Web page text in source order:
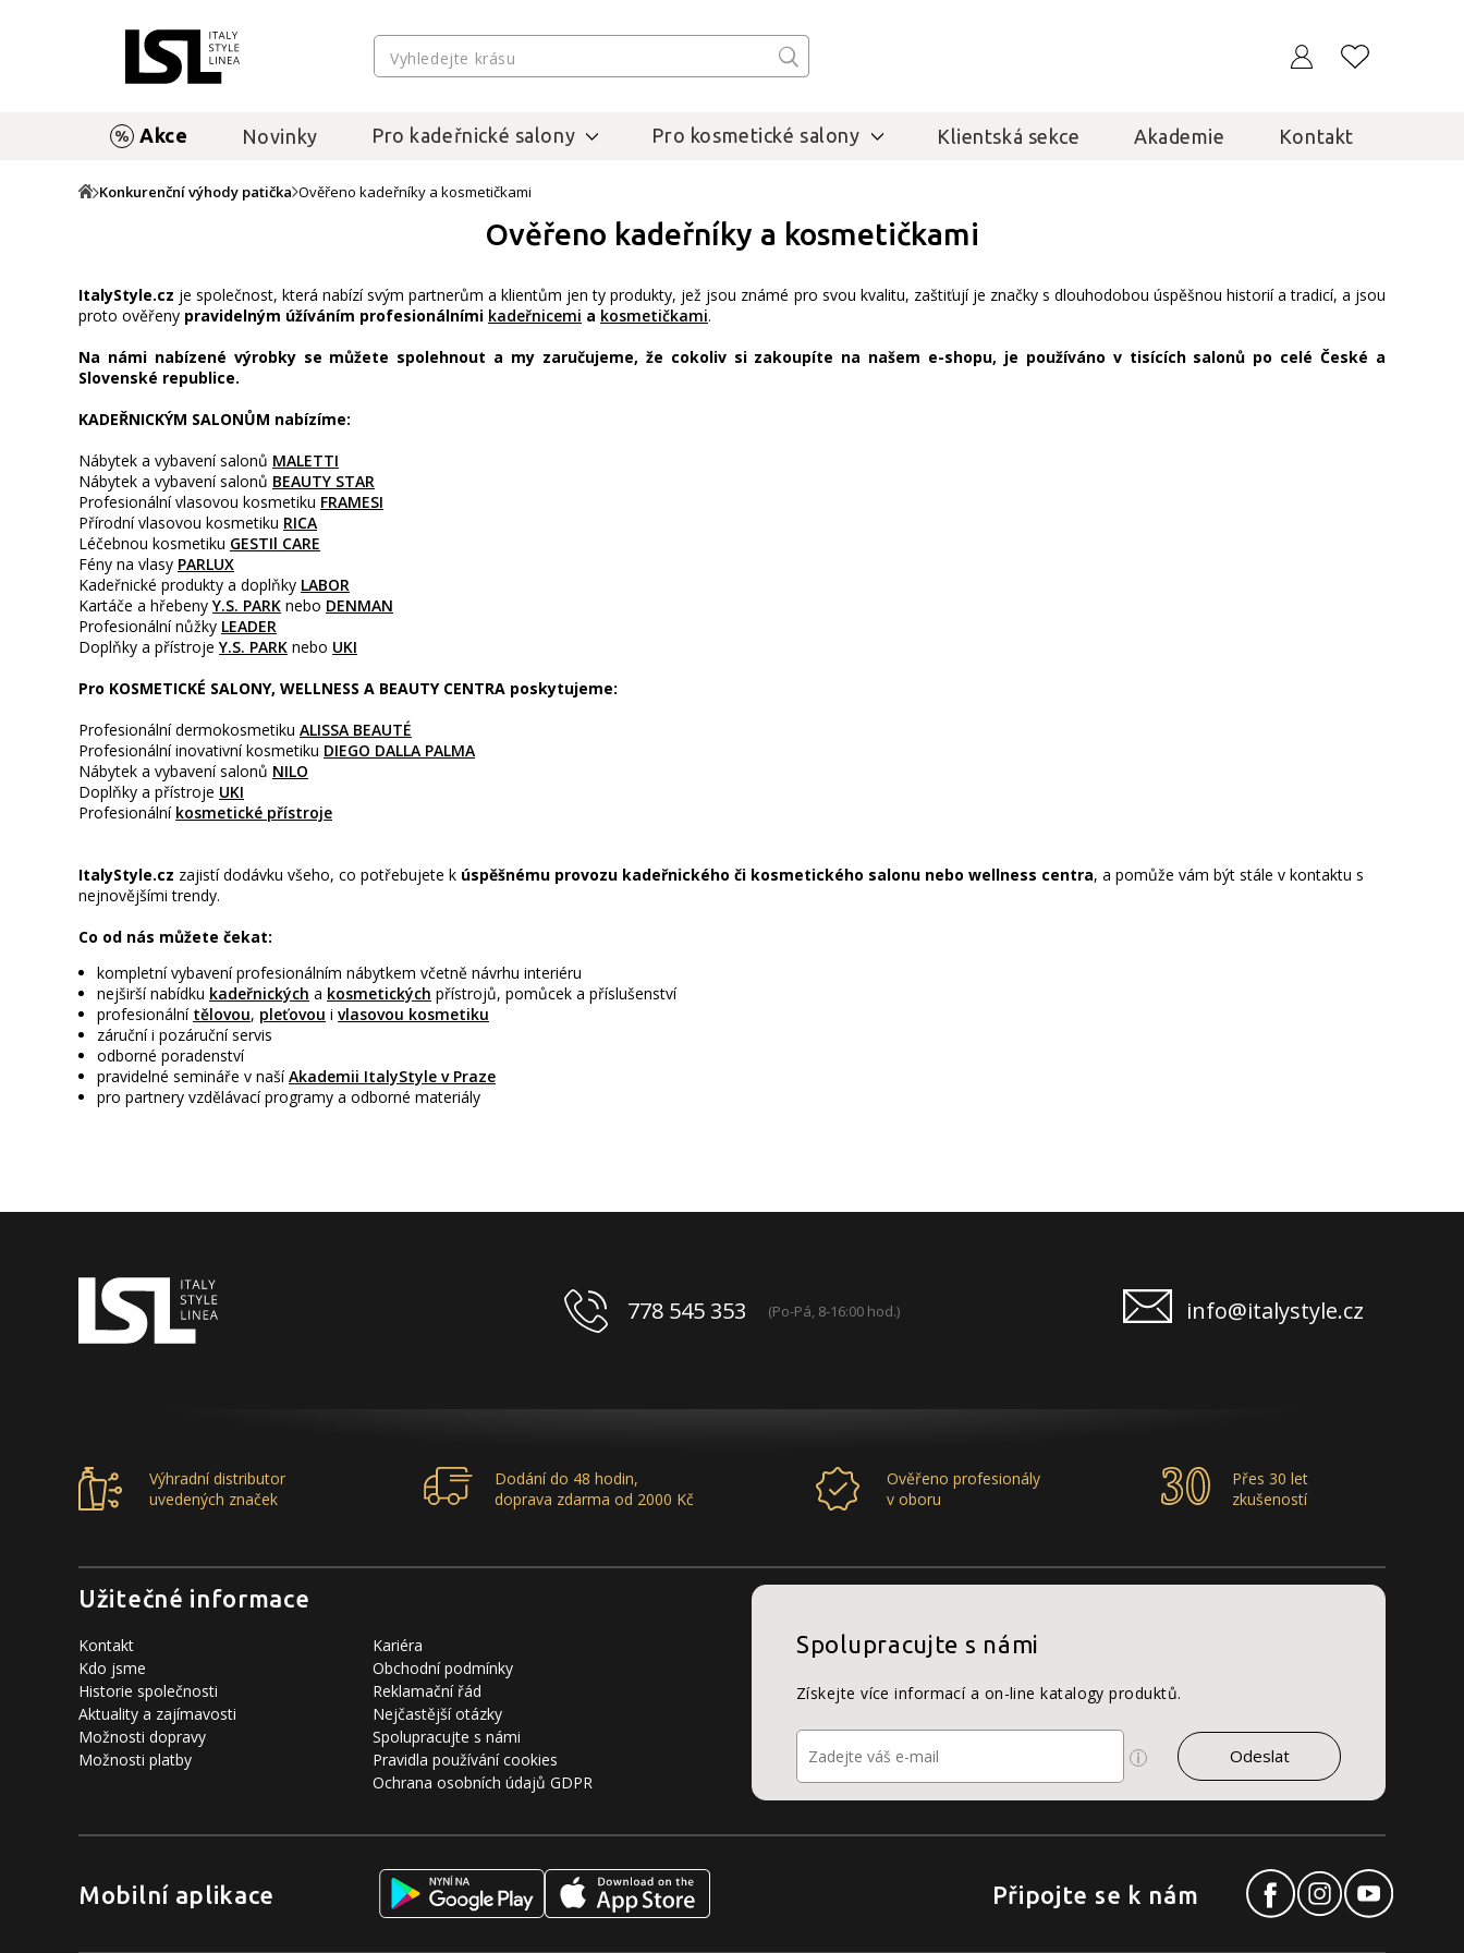
Akce Novinky Pro kadeřnické salony Pro kosmetické salony Klientská sekce Akademie Kontakt
Konkurenční výhody patička Ověřeno kadeřníky a kosmetičkami
Ověřeno kadeřníky a kosmetičkami
ItalyStyle.cz je společnost, která nabízí svým partnerům a klientům jen ty produkty, jež jsou známé pro svou kvalitu, zaštiťují je značky s dlouhodobou úspěšnou historií a tradicí, a jsou
proto ověřeny pravidelným úžíváním profesionálními kadeřnicemi a kosmetičkami.
Na námi nabízené výrobky se můžete spolehnout a my zaručujeme, že cokoliv si zakoupíte na našem e-shopu, je používáno v tisících salonů po celé České a
Slovenské republice.
KADEŘNICKÝM SALONŮM nabízíme:
Nábytek a vybavení salonů MALETTI
Nábytek a vybavení salonů BEAUTY STAR
Profesionální vlasovou kosmetiku FRAMESI
Přírodní vlasovou kosmetiku RICA
Léčebnou kosmetiku GESTIl CARE
Fény na vlasy PARLUX
Kadeřnické produkty a doplňky LABOR
Kartáče a hřebenyY.S. PARK nebo DENMAN
Profesionální nůžky LEADER
Doplňky a přístrojeY.S. PARK nebo UKI
Pro KOSMETICKÉ SALONY, WELLNESS A BEAUTY CENTRA poskytujeme:
Profesionální dermokosmetiku ALISSA BEAUTÉ
Profesionální inovativní kosmetiku DIEGO DALLA PALMA
Nábytek a vybavení salonů NILO
Doplňky a přístroje UKI
Profesionální kosmetické přístroje
ItalyStyle.cz zajistí dodávku všeho, co potřebujete k úspěšnému provozu kadeřnického či kosmetického salonu nebo wellness centra, a pomůže vám být stále v kontaktu s
nejnovějšími trendy.
Co od nás můžete čekat:
kompletní vybavení profesionálním nábytkem včetně návrhu interiéru
nejširší nabídku kadeřnických a kosmetických přístrojů, pomůcek a příslušenství
profesionální tělovou, pleťovou i vlasovou kosmetiku
záruční i pozáruční servis
odborné poradenství
pravidelné semináře v našíAkademii ItalyStyle v Praze
pro partnery vzdělávací programy a odborné materiály
778 545 353 (Po-Pá, 8-16:00 hod.) info@italystyle.cz
Výhradní distributor
uvedených značek
Dodání do 48 hodin,
doprava zdarma od 2000 Kč
Ověřeno profesionály
v oboru
Přes 30 let
zkušeností
Užitečné informace
Kontakt
Kdo jsme
Historie společnosti
Aktuality a zajímavosti
Možnosti dopravy
Možnosti platby
Kariéra
Obchodní podmínky
Reklamační řád
Nejčastější otázky
Spolupracujte s námi
Pravidla používání cookies
Ochrana osobních údajů GDPR
Spolupracujte s námi
Získejte více informací a on-line katalogy produktů.
Mobilní aplikace Připojte se k nám